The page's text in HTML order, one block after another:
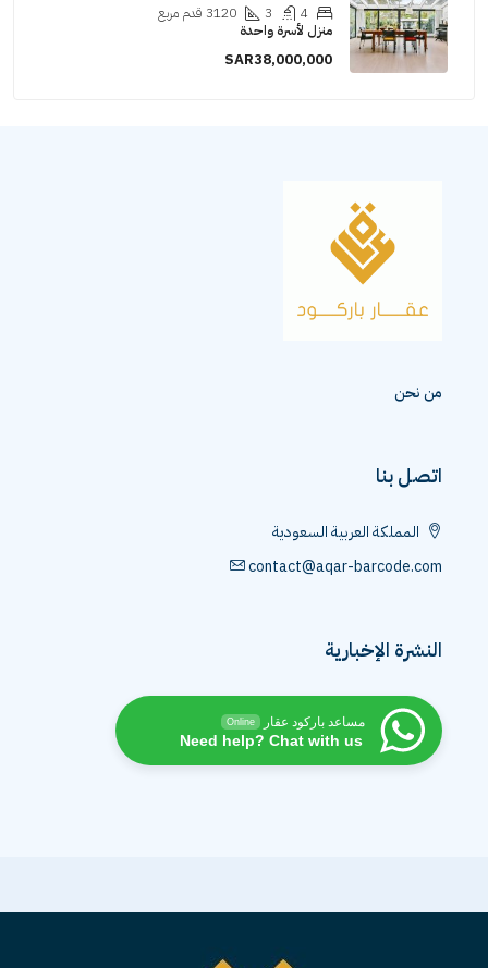
3120 قدم مربع
منزل لأسرة واحدة
SAR38,000,000
من نحن
اتصل بنا
المملكة العربية السعودية
contact@aqar-barcode.com
النشرة الإخبارية
مساعد باركود عقار Online
Need help? Chat with us